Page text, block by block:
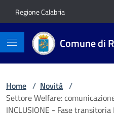
Regione Calabria
Comune di
Home / Novità /
Settore Welfare:
INCLUSIONE - Fase